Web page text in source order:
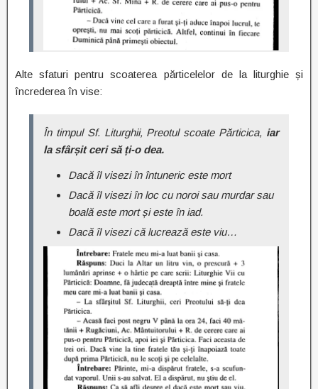
Alte sfaturi pentru scoaterea părticelelor de la liturghie și
încrederea în vise:
În timpul Sf. Liturghii, Preotul scoate Părticica, iar
la sfârșit ceri să ți-o dea.
Dacă îl visezi în întuneric este mort
Dacă îl visezi în loc cu noroi sau murdar sau
boală este mort și este în iad.
Dacă îl visezi că lucrează este viu…